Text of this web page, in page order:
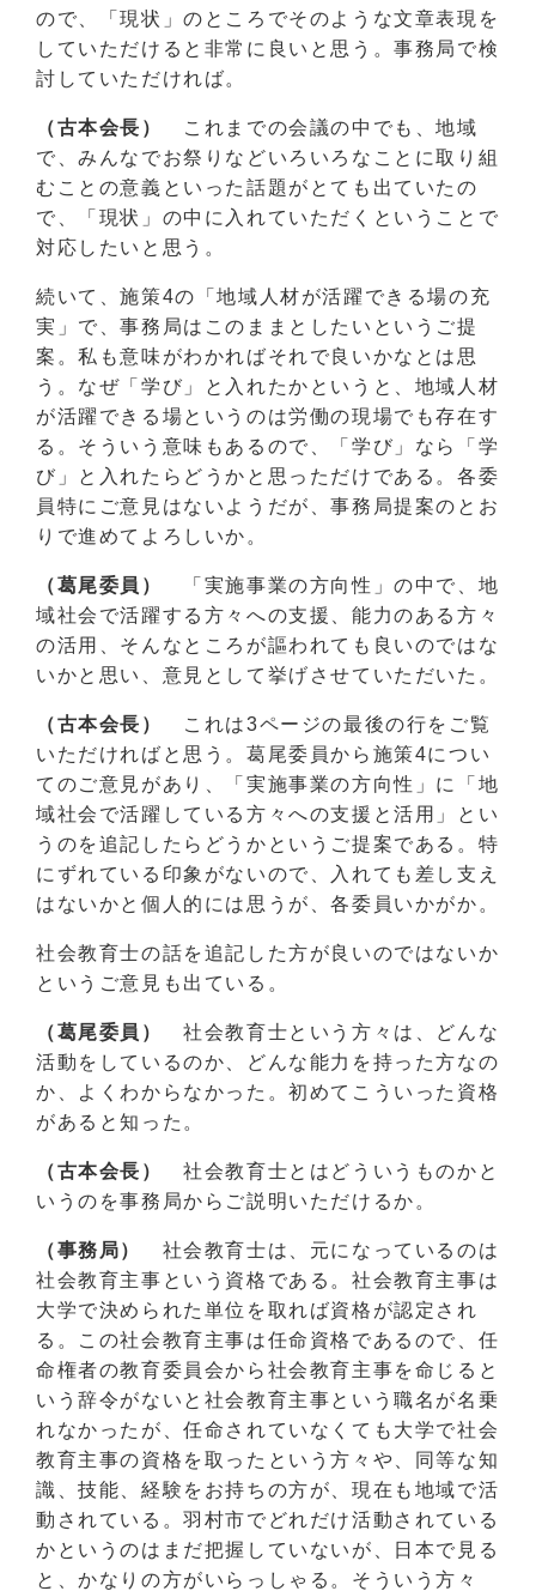
ので、「現状」のところでそのような文章表現を
していただけると非常に良いと思う。事務局で検
討していただければ。
（古本会長）
これまでの会議の中でも、地域
で、みんなでお祭りなどいろいろなことに取り組
むことの意義といった話題がとても出ていたの
で、「現状」の中に入れていただくということで
対応したいと思う。
続いて、施策4の「地域人材が活躍できる場の充
実」で、事務局はこのままとしたいというご提
案。私も意味がわかればそれで良いかなとは思
う。なぜ「学び」と入れたかというと、地域人材
が活躍できる場というのは労働の現場でも存在す
る。そういう意味もあるので、「学び」なら「学
び」と入れたらどうかと思っただけである。各委
員特にご意見はないようだが、事務局提案のとお
りで進めてよろしいか。
（葛尾委員）
「実施事業の方向性」の中で、地
域社会で活躍する方々への支援、能力のある方々
の活用、そんなところが謳われても良いのではな
いかと思い、意見として挙げさせていただいた。
（古本会長）
これは3ページの最後の行をご覧
いただければと思う。葛尾委員から施策4につい
てのご意見があり、「実施事業の方向性」に「地
域社会で活躍している方々への支援と活用」とい
うのを追記したらどうかというご提案である。特
にずれている印象がないので、入れても差し支え
はないかと個人的には思うが、各委員いかがか。
社会教育士の話を追記した方が良いのではないか
というご意見も出ている。
（葛尾委員）
社会教育士という方々は、どんな
活動をしているのか、どんな能力を持った方なの
か、よくわからなかった。初めてこういった資格
があると知った。
（古本会長）
社会教育士とはどういうものかと
いうのを事務局からご説明いただけるか。
（事務局）
社会教育士は、元になっているのは
社会教育主事という資格である。社会教育主事は
大学で決められた単位を取れば資格が認定され
る。この社会教育主事は任命資格であるので、任
命権者の教育委員会から社会教育主事を命じると
いう辞令がないと社会教育主事という職名が名乗
れなかったが、任命されていなくても大学で社会
教育主事の資格を取ったという方々や、同等な知
識、技能、経験をお持ちの方が、現在も地域で活
動されている。羽村市でどれだけ活動されている
かというのはまだ把握していないが、日本で見る
と、かなりの方がいらっしゃる。そういう方々